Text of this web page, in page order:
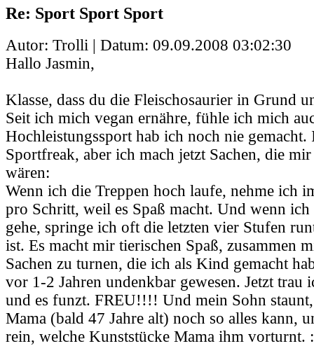
Re: Sport Sport Sport
Autor: Trolli | Datum: 09.09.2008 03:02:30
Hallo Jasmin,
Klasse, dass du die Fleischosaurier in Grund
Seit ich mich vegan ernähre, fühle ich mich
Hochleistungssport hab ich noch nie
Sportfreak, aber ich mach jetzt Sachen, die
wären:
Wenn ich die Treppen hoch laufe, nehme ich
pro Schritt, weil es Spaß macht. Und wenn ich
gehe, springe ich oft die letzten vier Stufen
ist. Es macht mir tierischen Spaß, zusammen
Sachen zu turnen, die ich als Kind gemacht
vor 1-2 Jahren undenkbar gewesen. Jetzt trau
und es funzt. FREU!!!! Und mein Sohn
Mama (bald 47 Jahre alt) noch so alles kann,
rein, welche Kunststücke Mama ihm vorturnt.